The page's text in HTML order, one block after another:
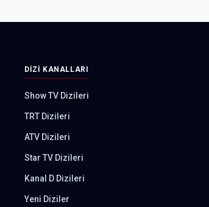
DIZI KANALLARI
Show TV Dizileri
TRT Dizileri
ATV Dizileri
Star TV Dizileri
Kanal D Dizileri
Yeni Diziler